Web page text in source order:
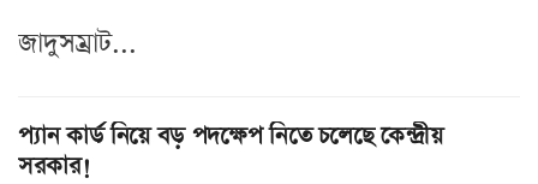
জাদুসম্রাট...
প্যান কার্ড নিয়ে বড় পদক্ষেপ নিতে চলেছে কেন্দ্রীয়
সরকার!